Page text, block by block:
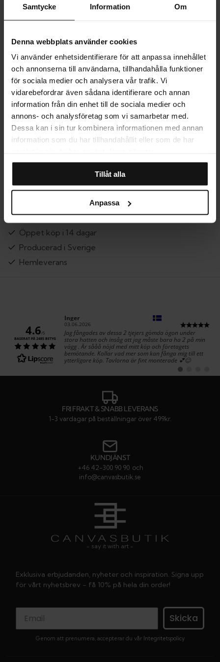
Samtycke Information Om
Denna webbplats använder cookies
Vi använder enhetsidentifierare för att anpassa innehållet
och annonserna till användarna, tillhandahålla funktioner
för sociala medier och analysera vår trafik. Vi
vidarebefordrar även sådana identifierare och annan
information från din enhet till de sociala medier och
annons- och analysföretag som vi samarbetar med.
Dessa kan i sin tur kombinera informationen med annan
information som du har tillhandahållit eller som de har
Tillåt alla
Anpassa
PRODUKTINFORMATION
LEVERANS
MER OM PRODUKTEN
STORLEKSGUIDE
Öppet köp i 14 dagar
Producerad i Sverige
Hemleverans
4.6/5
BASERAT PÅ 2485 BETYG
Författare:
Inger
Datum:
03.06.2026
Text:
Jag fångades av dessa 2 tjejers gömda ögon under
stora hatten och insåg att jag måste bara ha 2 på min
vägg . Är sååå nöjd med mitt köp och företagets
bemötande. Kollar vad mer som kan fånga mig till ett
ytterligare köp. Tavlorna är fint monterade 💕😊
Byt
till till till till
FRI FRAKT & SNABB LEVERANS
1-3 vardagar på beställningar över 499kr.
KUNDJÄNST
+46 42-300 90 90 och
info@canvasbutik.se
- say it with art -
Exklusiva erbjudanden, nyheter och inspiration. Signa upp
för vårt nyhetsbrev - få 10% på hela din order!
Skicka
Genom att prenumera, accepterar du vår Integritetspolicy